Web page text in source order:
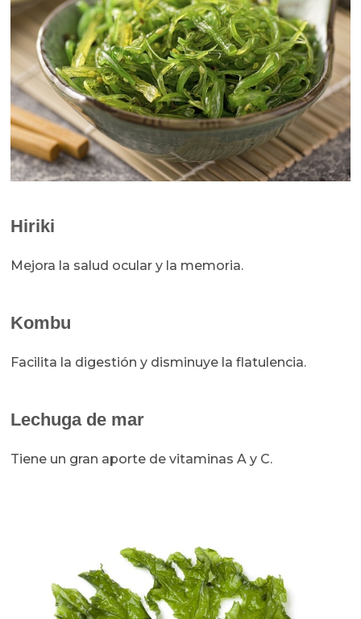
Hiriki
Mejora la salud ocular y la memoria.
Kombu
Facilita la digestión y disminuye la flatulencia.
Lechuga de mar
Tiene un gran aporte de vitaminas A y C.